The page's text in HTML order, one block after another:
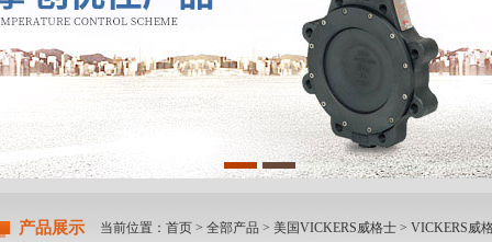
产品展示 当前位置： 首页 > 全部产品 > 美国VICKERS威格士 > VICKERS威